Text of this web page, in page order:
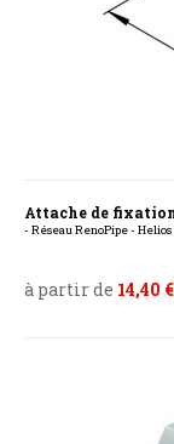
Attache de fixation
- Réseau RenoPipe - Helios
à partir de 14,40